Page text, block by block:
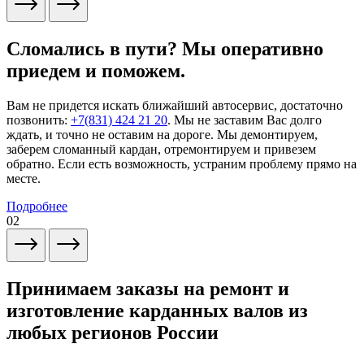
Сломались в пути? Мы оперативно
приедем и поможем.
Вам не придется искать ближайший автосервис, достаточно
позвонить: +7(831) 424 21 20. Мы не заставим Вас долго
ждать, и точно не оставим на дороге. Мы демонтируем,
заберем сломанный кардан, отремонтируем и привезем
обратно. Если есть возможность, устраним проблему прямо на
месте.
Подробнее
02
Принимаем заказы на ремонт и
изготовление карданных валов из
любых регионов России